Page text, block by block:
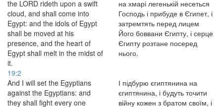
the LORD rideth upon a swift
cloud, and shall come into
Egypt: and the idols of Egypt
shall be moved at his
presence, and the heart of
Egypt shall melt in the midst of
it.
на хмарі легенькій несеться
Господь і прибуде в Єгипет, і
затремтять перед лицем
Його боввани Єгипту, і серце
Єгипту розтане посеред
нього.
19:2
And I will set the Egyptians
against the Egyptians: and
they shall fight every one
І підбурю єгиптянина на
єгиптянина, і будуть точити
війну кожен з братом своїм, і